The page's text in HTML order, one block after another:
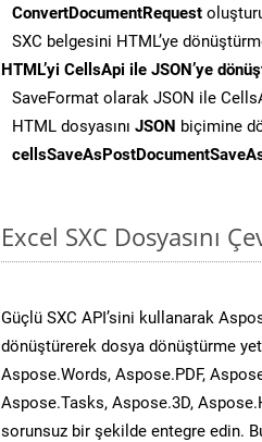
ConvertDocumentRequest
SXC belgesini HTML’ye
HTML’yi CellsApi ile JSON’ye
SaveFormat olarak JSON ile
HTML dosyasını JSON biçimine
Excel SXC Dosyasını
Güçlü SXC API’sini kullanarak
dönüştürerek dosya dönüştürme
Aspose.Words, Aspose.PDF,
Aspose.Tasks, Aspose.3D,
sorunsuz bir şekilde entegre edin.